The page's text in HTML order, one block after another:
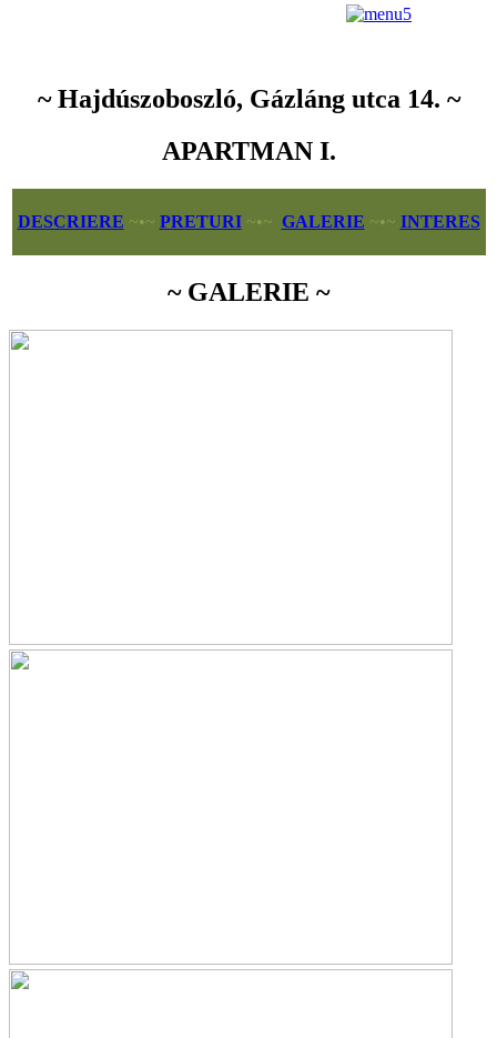
~ Hajdúszoboszló, Gázláng utca 14. ~
APARTMAN I.
DESCRIERE ~•~ PRETURI ~•~ GALERIE ~•~ INTERES
~ GALERIE ~